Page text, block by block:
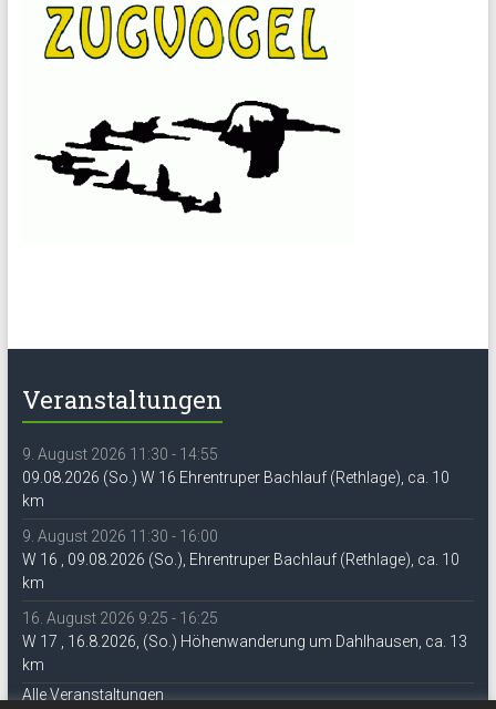
Veranstaltungen
9. August 2026 11:30 - 14:55
09.08.2026 (So.) W 16 Ehrentruper Bachlauf (Rethlage), ca. 10
km
9. August 2026 11:30 - 16:00
W 16 , 09.08.2026 (So.), Ehrentruper Bachlauf (Rethlage), ca. 10
km
16. August 2026 9:25 - 16:25
W 17 , 16.8.2026, (So.) Höhenwanderung um Dahlhausen, ca. 13
km
Alle Veranstaltungen